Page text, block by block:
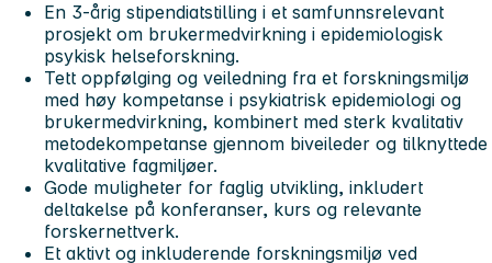
En 3-årig stipendiatstilling i et samfunnsrelevant
prosjekt om brukermedvirkning i epidemiologisk
psykisk helseforskning.
Tett oppfølging og veiledning fra et forskningsmiljø
med høy kompetanse i psykiatrisk epidemiologi og
brukermedvirkning, kombinert med sterk kvalitativ
metodekompetanse gjennom biveileder og tilknyttede
kvalitative fagmiljøer.
Gode muligheter for faglig utvikling, inkludert
deltakelse på konferanser, kurs og relevante
forskernettverk.
Et aktivt og inkluderende forskningsmiljø ved